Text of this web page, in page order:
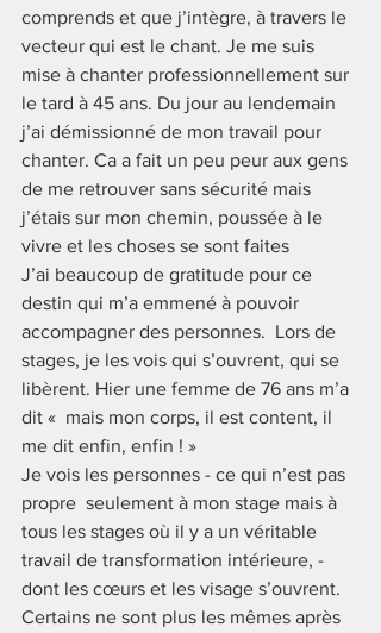
comprends et que j’intègre, à travers le
vecteur qui est le chant. Je me suis
mise à chanter professionnellement sur
le tard à 45 ans. Du jour au lendemain
j’ai démissionné de mon travail pour
chanter. Ca a fait un peu peur aux gens
de me retrouver sans sécurité mais
j’étais sur mon chemin, poussée à le
vivre et les choses se sont faites
J’ai beaucoup de gratitude pour ce
destin qui m’a emmené à pouvoir
accompagner des personnes.  Lors de
stages, je les vois qui s’ouvrent, qui se
libèrent. Hier une femme de 76 ans m’a
dit «  mais mon corps, il est content, il
me dit enfin, enfin ! »
Je vois les personnes - ce qui n’est pas
propre  seulement à mon stage mais à
tous les stages où il y a un véritable
travail de transformation intérieure, -
dont les cœurs et les visage s’ouvrent.
Certains ne sont plus les mêmes après